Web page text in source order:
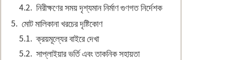
নিরীক্ষণের সময় দৃশ্যমান নির্মাণ গুণগত নির্দেশক
মোট মালিকানা খরচের দৃষ্টিকোণ
ক্রয়মূল্যের বাইরে দেখা
সাপ্লাইয়ার ভর্তি এবং তাকনিক সহায়তা